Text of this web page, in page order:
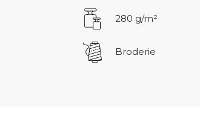
280 g/m²
Broderie